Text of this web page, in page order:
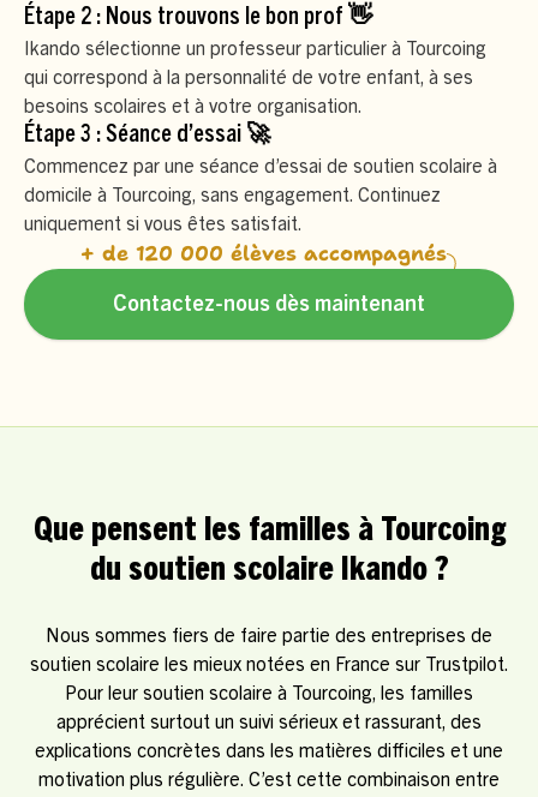
Étape 2 : Nous trouvons le bon prof 👋
Ikando sélectionne un professeur particulier à Tourcoing
qui correspond à la personnalité de votre enfant, à ses
besoins scolaires et à votre organisation.
Étape 3 : Séance d’essai 🚀
Commencez par une séance d’essai de soutien scolaire à
domicile à Tourcoing, sans engagement. Continuez
uniquement si vous êtes satisfait.
+ de 120 000 élèves accompagnés
Contactez-nous dès maintenant
Que pensent les familles à Tourcoing
du soutien scolaire Ikando ?
Nous sommes fiers de faire partie des entreprises de
soutien scolaire les mieux notées en France sur Trustpilot.
Pour leur soutien scolaire à Tourcoing, les familles
apprécient surtout un suivi sérieux et rassurant, des
explications concrètes dans les matières difficiles et une
motivation plus régulière. C’est cette combinaison entre